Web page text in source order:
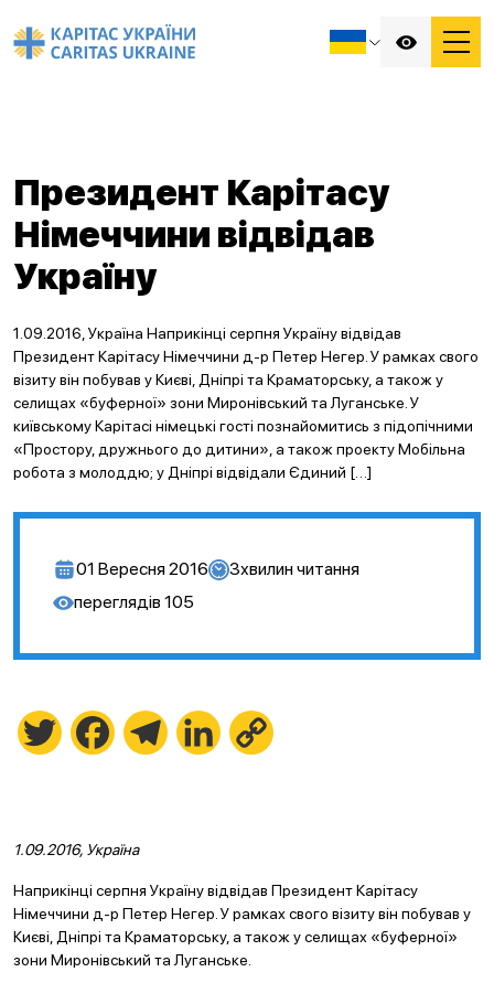
Президент Карітасу
Німеччини відвідав
Україну
1.09.2016, Україна Наприкінці серпня Україну відвідав
Президент Карітасу Німеччини д-р Петер Негер. У рамках свого
візиту він побував у Києві, Дніпрі та Краматорську, а також у
селищах «буферної» зони Миронівський та Луганське. У
київському Карітасі німецькі гості познайомитись з підопічними
«Простору, дружнього до дитини», а також проекту Мобільна
робота з молоддю; у Дніпрі відвідали Єдиний […]
01 Вересня 2016 3хвилин читання
переглядів 105
Twitter FacebookTelegramLinkedIn
1.09.2016, Україна
Наприкінці серпня Україну відвідав Президент Карітасу
Німеччини д-р Петер Негер. У рамках свого візиту він побував у
Києві, Дніпрі та Краматорську, а також у селищах «буферної»
зони Миронівський та Луганське.